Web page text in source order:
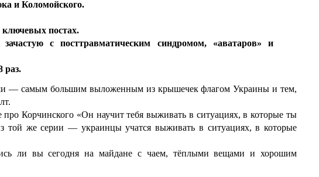
и Коломойского.
постах.
с посттравматическим синдромом, «аватаров» и
раз.
— самым большим выложенным из крышечек флагом Украины и тем,
про Корчинского «Он научит тебя выживать в ситуациях, в которые ты
той же серии — украинцы учатся выживать в ситуациях, в которые
ли вы сегодня на майдане с чаем, тёплыми вещами и хорошим